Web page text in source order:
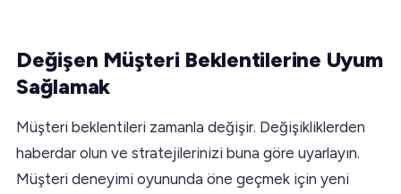
Değişen Müşteri Beklentilerine Uyum
Sağlamak
Müşteri beklentileri zamanla değişir. Değişikliklerden
haberdar olun ve stratejilerinizi buna göre uyarlayın.
Müşteri deneyimi oyununda öne geçmek için yeni